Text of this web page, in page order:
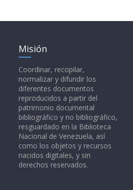
Misión
Coordinar, recopilar,
normalizar y difundir los
diferentes documentos
reproducidos a partir del
patrimonio documental
bibliográfico y no bibliográfico,
resguardado en la Biblioteca
Nacional de Venezuela, así
como los objetos y recursos
nacidos digitales, y sin
derechos reservados.